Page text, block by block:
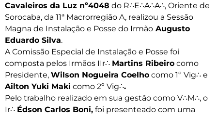
Cavaleiros da Luz nº4048 do R∴E∴A∴A∴, Oriente de
Sorocaba, da 11ª Macrorregião A, realizou a Sessão
Magna de Instalação e Posse do Irmão Augusto
Eduardo Silva.
A Comissão Especial de Instalação e Posse foi
composta pelos Irmãos IIr∴ Martins Ribeiro como
Presidente, Wilson Nogueira Coelho como 1º Vig∴ e
Ailton Yuki Maki como 2º Vig∴.
Pelo trabalho realizado em sua gestão como V∴M∴, o
Ir∴ Édson Carlos Boni, foi presenteado com uma